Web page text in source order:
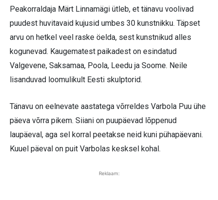
Peakorraldaja Märt Linnamägi ütleb, et tänavu voolivad
puudest huvitavaid kujusid umbes 30 kunstnikku. Täpset
arvu on hetkel veel raske öelda, sest kunstnikud alles
kogunevad. Kaugematest paikadest on esindatud
Valgevene, Saksamaa, Poola, Leedu ja Soome. Neile
lisanduvad loomulikult Eesti skulptorid.
Tänavu on eelnevate aastatega võrreldes Varbola Puu ühe
päeva võrra pikem. Siiani on puupäevad lõppenud
laupäeval, aga sel korral peetakse neid kuni pühapäevani.
Kuuel päeval on puit Varbolas kesksel kohal.
Reklaam: